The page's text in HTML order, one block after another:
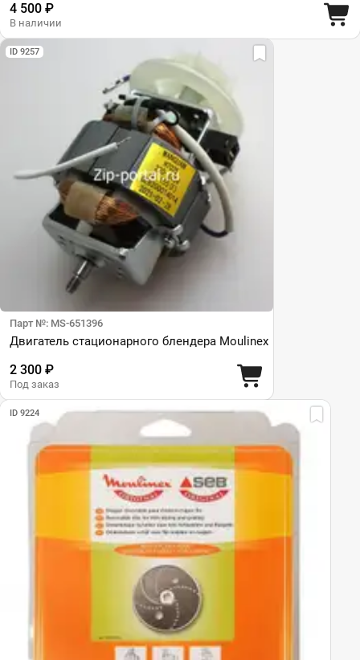
4 500 ₽
В наличии
ID 9257
Парт №: MS-651396
Двигатель стационарного блендера Moulinex
2 300 ₽
Под заказ
ID 9224